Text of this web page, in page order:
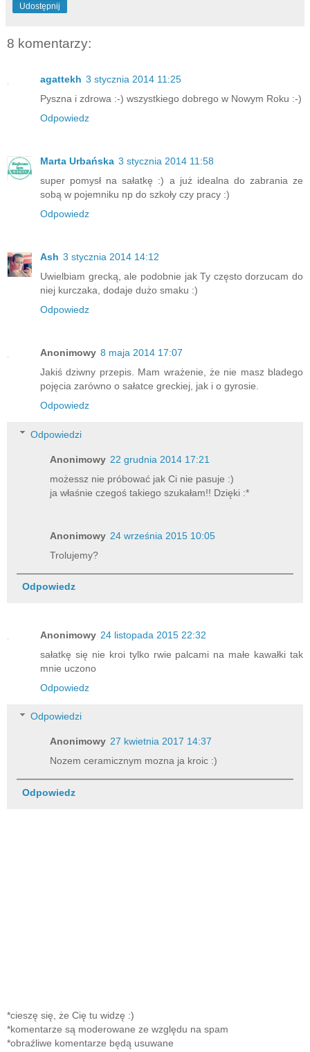
Udostępnij
8 komentarzy:
agattekh 3 stycznia 2014 11:25
Pyszna i zdrowa :-) wszystkiego dobrego w Nowym Roku :-)
Odpowiedz
Marta Urbańska 3 stycznia 2014 11:58
super pomysł na sałatkę :) a już idealna do zabrania ze
sobą w pojemniku np do szkoły czy pracy :)
Odpowiedz
Ash 3 stycznia 2014 14:12
Uwielbiam grecką, ale podobnie jak Ty często dorzucam do
niej kurczaka, dodaje dużo smaku :)
Odpowiedz
Anonimowy 8 maja 2014 17:07
Jakiś dziwny przepis. Mam wrażenie, że nie masz bladego
pojęcia zarówno o sałatce greckiej, jak i o gyrosie.
Odpowiedz
Odpowiedzi
Anonimowy 22 grudnia 2014 17:21
możessz nie próbować jak Ci nie pasuje :)
ja właśnie czegoś takiego szukałam!! Dzięki :*
Anonimowy 24 września 2015 10:05
Trolujemy?
Odpowiedz
Anonimowy 24 listopada 2015 22:32
sałatkę się nie kroi tylko rwie palcami na małe kawałki tak
mnie uczono
Odpowiedz
Odpowiedzi
Anonimowy 27 kwietnia 2017 14:37
Nozem ceramicznym mozna ja kroic :)
Odpowiedz
*cieszę się, że Cię tu widzę :)
*komentarze są moderowane ze względu na spam
*obraźliwe komentarze będą usuwane